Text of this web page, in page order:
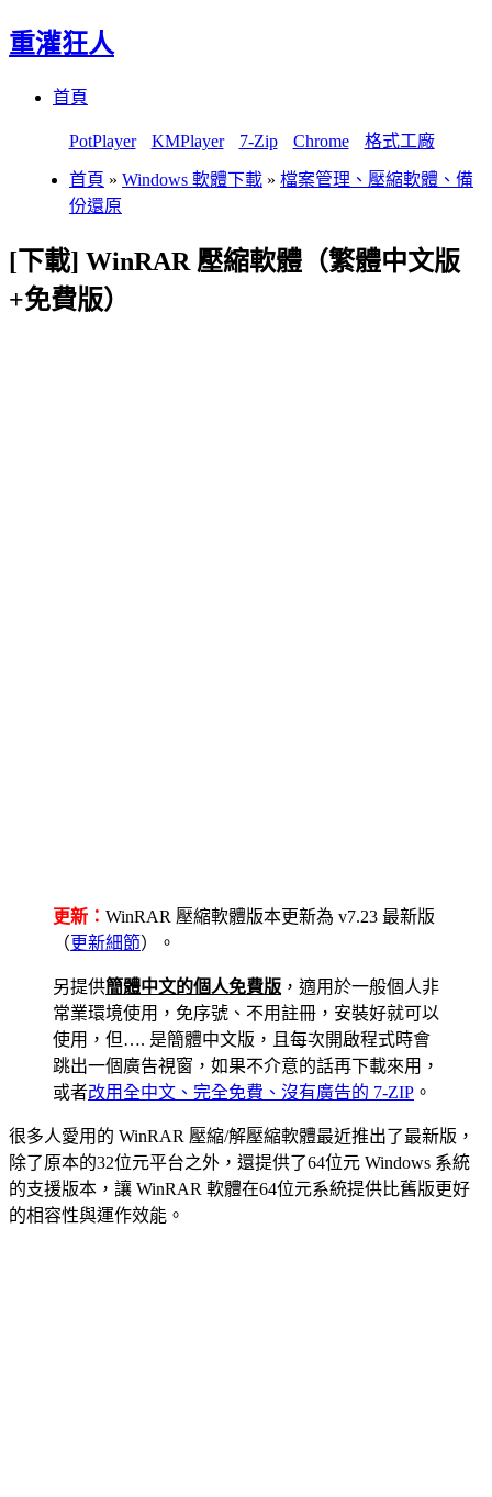
重灌狂人
首頁
PotPlayer KMPlayer 7-Zip Chrome 格式工廠
首頁 » Windows 軟體下載 » 檔案管理、壓縮軟體、備
份還原
[下載] WinRAR 壓縮軟體（繁體中文版
+免費版）
更新： WinRAR 壓縮軟體版本更新為 v7.23 最新版
（更新細節）。
另提供簡體中文的個人免費版 ，適用於一般個人非
常業環境使用，免序號、不用註冊，安裝好就可以
使用，但…. 是簡體中文版，且每次開啟程式時會
跳出一個廣告視窗，如果不介意的話再下載來用，
或者改用全中文、完全免費、沒有廣告的 7-ZIP 。
很多人愛用的 WinRAR 壓縮/解壓縮軟體最近推出了最新版，
除了原本的32位元平台之外，還提供了64位元 Windows 系統
的支援版本，讓 WinRAR 軟體在64位元系統提供比舊版更好
的相容性與運作效能。